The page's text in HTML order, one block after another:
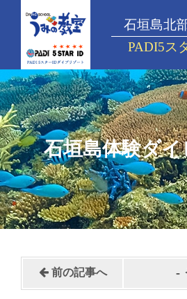
石垣島北
PADI5ス
石垣島体験ダ
前の記事へ -